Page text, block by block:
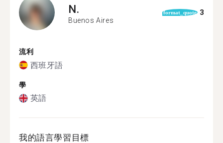
N.
Buenos Aires
format_quote 3
流利
西班牙語
學
英語
我的語言學習目標